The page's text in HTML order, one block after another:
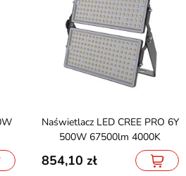
Naświetlacz LED CREE PRO 6Y
500W 67500lm 4000K
854,10